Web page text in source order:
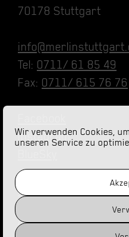
Wir verwenden Cookies,
unseren Service zu
70178 Stuttgart
Tel: 0711/ 61 85 49
Fax: 0711/ 615 76 76
Instagram
Impressum
Barrierefreiheit